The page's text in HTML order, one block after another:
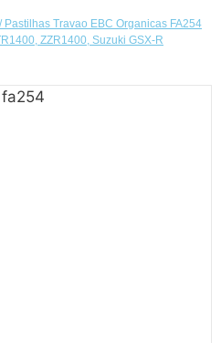
/ Pastilhas Travao EBC Organicas FA254
ZZR1400, Suzuki GSX-R